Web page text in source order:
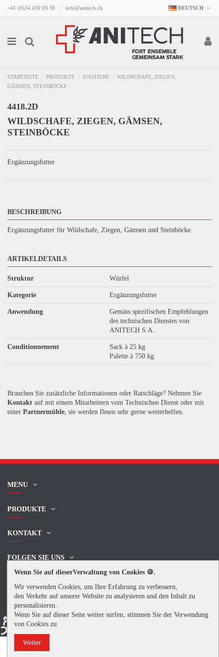
+41 (0)24 430 03 30 info@anitech.ch DEUTSCH
STARTSEITE PRODUKTE ZOOTIERE
WILDSCHAFE, ZIEGEN,
GÄMSEN, STEINBÖCKE
4418.2D
WILDSCHAFE, ZIEGEN, GÄMSEN,
STEINBÖCKE
Ergänzungsfutter
BESCHREIBUNG
Ergänzungsfutter für Wildschafe, Ziegen, Gämsen und Steinböcke.
ARTIKELDETAILS
Struktur Würfel
Kategorie Ergänzungsfutter
Anwendung
Gemäss spezifischen Empfehlungen
des technischen Dienstes von
ANITECH S.A.
Conditionnement
Sack à 25 kg
Palette à 750 kg
Brauchen Sie zusätzliche Informationen oder Ratschläge? Nehmen Sie
Kontakt auf mit einem Mitarbeitern vom Technischen Dienst oder mit
einer Partnermühle, sie werden Ihnen sehr gerne weiterhelfen.
MENU
PRODUKTE
KONTAKT
FOLGEN SIE UNS
Wenn Sie auf dieserVerwaltung von Cookies 🍪.
Wir verwenden Cookies, um Ihre Erfahrung zu verbessern,
den Verkehr auf unserer Website zu analysieren und den Inhalt zu
personalisieren.
Wenn Sie auf dieser Seite weiter surfen, stimmen Sie der Verwendung
von Cookies zu.
Weiter